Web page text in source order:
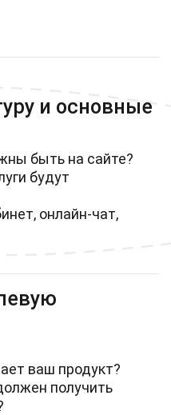
и основные
быть на сайте?
будут
онлайн-чат,
ваш продукт?
получить